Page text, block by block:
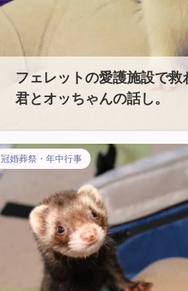
フェレットの愛護施設で
君とオッちゃんの話し。
冠婚葬祭・年中行事